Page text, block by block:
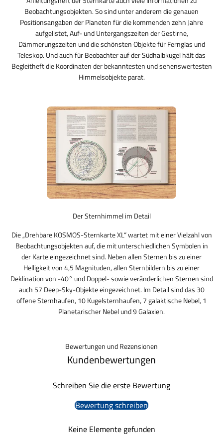
Beobachtungsobjekten. So sind unter anderem die genauen
Positionsangaben der Planeten für die kommenden zehn Jahre
aufgelistet, Auf- und Untergangszeiten der Gestirne,
Dämmerungszeiten und die schönsten Objekte für Fernglas und
Teleskop. Und auch für Beobachter auf der Südhalbkugel hält das
Begleitheft die Koordinaten der bekanntesten und sehenswertesten
Himmelsobjekte parat.
Der Sternhimmel im Detail
Die „Drehbare KOSMOS-Sternkarte XL“ wartet mit einer Vielzahl von
Beobachtungsobjekten auf, die mit unterschiedlichen Symbolen in
der Karte eingezeichnet sind. Neben allen Sternen bis zu einer
Helligkeit von 4,5 Magnituden, allen Sternbildern bis zu einer
Deklination von -40° und Doppel- sowie veränderlichen Sternen sind
auch 57 Deep-Sky-Objekte eingezeichnet. Im Detail sind das 30
offene Sternhaufen, 10 Kugelsternhaufen, 7 galaktische Nebel, 1
Planetarischer Nebel und 9 Galaxien.
Bewertungen und Rezensionen
Kundenbewertungen
Schreiben Sie die erste Bewertung
Bewertung schreiben
Keine Elemente gefunden